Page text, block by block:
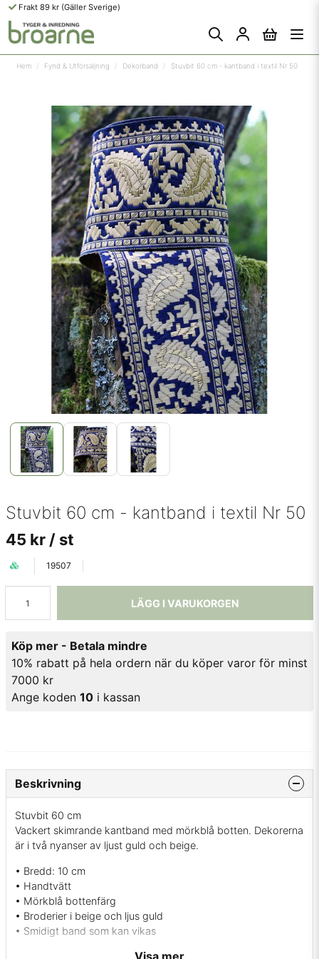
Frakt 89 kr (Gäller Sverige)
Hem Fynd & Utförsäljning Dekorband Stuvbit 60 cm - kantband i textil Nr 50
Stuvbit 60 cm - kantband i textil Nr 50
45 kr / st
19507
LÄGG I VARUKORGEN
Köp mer - Betala mindre
10% rabatt på hela ordern när du köper varor för minst
7000 kr
Ange koden 10 i kassan
Beskrivning
Stuvbit 60 cm
Vackert skimrande kantband med mörkblå botten. Dekorerna
är i två nyanser av ljust guld och beige.
• Bredd: 10 cm
• Handtvätt
• Mörkblå bottenfärg
• Broderier i beige och ljus guld
• Smidigt band som kan vikas
Med det här bandet kan du dekorera massor av saker ex:
Visa mer